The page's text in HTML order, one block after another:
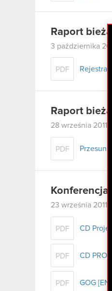
Raport
3 października 2011
PDF
Raport
28 września 2011
PDF
Konferencja
23 września 2011
PDF CD
PDF CD
PDF GOG [EN]